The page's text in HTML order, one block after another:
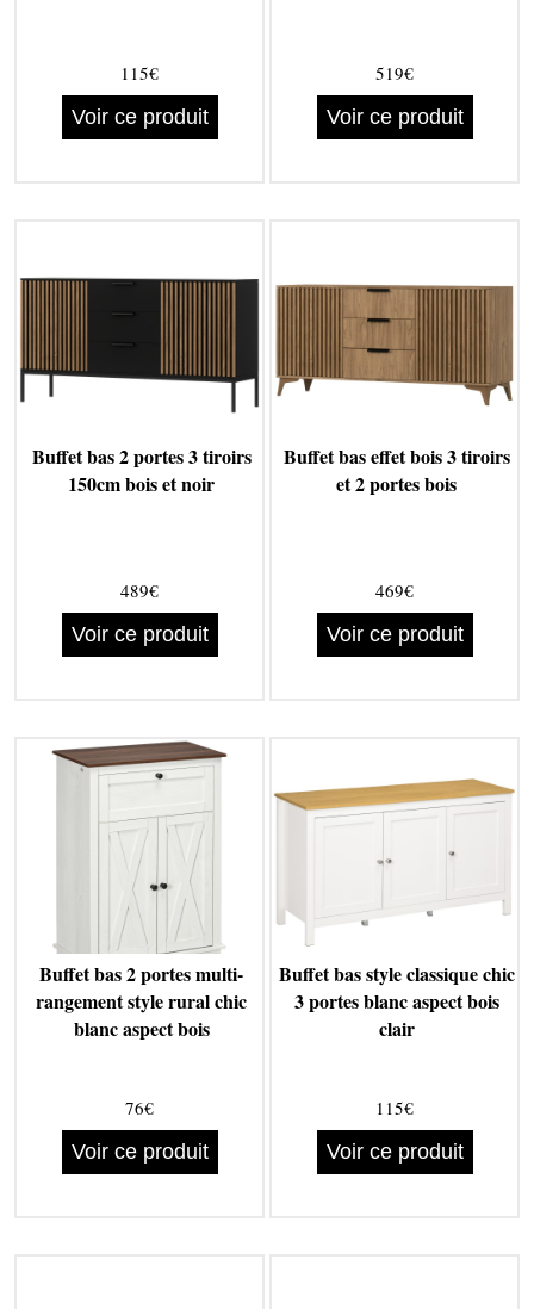
115€
Voir ce produit
519€
Voir ce produit
Buffet bas 2 portes 3 tiroirs
150cm bois et noir
489€
Voir ce produit
Buffet bas effet bois 3 tiroirs
et 2 portes bois
469€
Voir ce produit
Buffet bas 2 portes multi-
rangement style rural chic
blanc aspect bois
76€
Voir ce produit
Buffet bas style classique chic
3 portes blanc aspect bois
clair
115€
Voir ce produit